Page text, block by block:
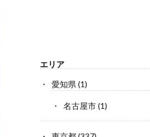
エリア
愛知県 (1)
名古屋市(1)